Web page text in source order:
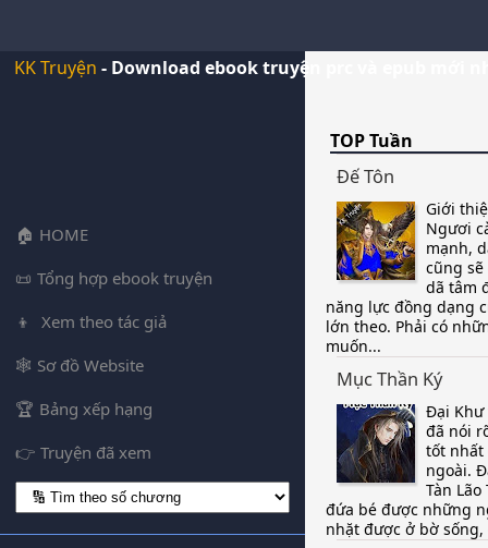
KK Truyện - Download ebook truyện prc và epub mới
HOME
Tổng hợp ebook truyện
Xem theo tác giả
Sơ đồ Website
Bảng xếp hạng
Truyện đã xem
TOP Tuần
Đế Tôn
Giới
Ngươi
mạnh,
cũng
dã tâm
năng lực đồng dạng
lớn theo. Phải có
muốn...
Mục Thần Ký
Đại Khư
đã nói
tốt nhất
ngoài.
Tàn
đứa bé được những
nhặt được ở bờ sống,